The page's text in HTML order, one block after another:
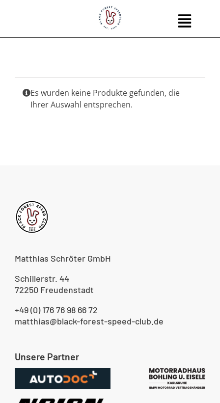
Es wurden keine Produkte gefunden, die
Ihrer Auswahl entsprechen.
Matthias Schröter GmbH
Schillerstr. 44
72250 Freudenstadt
+49 (0) 176 76 98 66 72
matthias@black-forest-speed-club.de
Unsere Partner